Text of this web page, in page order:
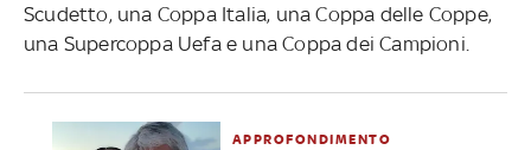
Scudetto, una Coppa Italia, una Coppa delle Coppe,
una Supercoppa Uefa e una Coppa dei Campioni.
APPROFONDIMENTO